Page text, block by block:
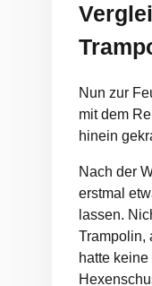
Nun zur
mit dem
hinein
Nach der
erstmal
lassen.
Trampolin,
hatte